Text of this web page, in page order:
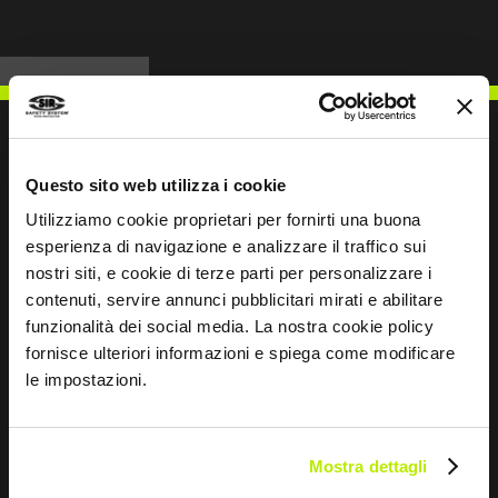
Questo sito web utilizza i cookie
Utilizziamo cookie proprietari per fornirti una buona
esperienza di navigazione e analizzare il traffico sui
nostri siti, e cookie di terze parti per personalizzare i
contenuti, servire annunci pubblicitari mirati e abilitare
funzionalità dei social media. La nostra cookie policy
fornisce ulteriori informazioni e spiega come modificare
le impostazioni.
Mostra dettagli
atmungsaktiv, ohne die Robustheit und
mechanische Festigkeit zu beeinträchtigen. Der
Bund fördert die Bewegungsfreiheit des Trägers
und ermöglicht dynamische Körperhaltungen bei
der Arbeit. Die 5 Taschen machen die Hose äußerst
funktional und praktisch, sodass die für die Arbeit
unverzichtbaren Werkzeuge und Gegenstände
immer griffbereit sind.
Die vorgeformten Beine verbessern die Ergonomie
des Kleidungsstücks zusätzlich, da sie sich der
Körperform und den natürlichen Bewegungen des
Schutzvorrichtungen ermöglicht, die es dem
SCHREIBEN SIE UNS
Bleiben wir in Kontakt
this